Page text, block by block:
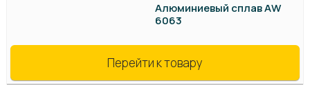
Алюминиевый сплав AW
6063
Перейти к товару